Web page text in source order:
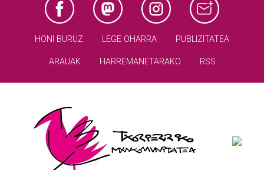
HONI BURUZ LEGE OHARRA PUBLIZITATEA
ARAUAK HARREMANETARAKO RSS